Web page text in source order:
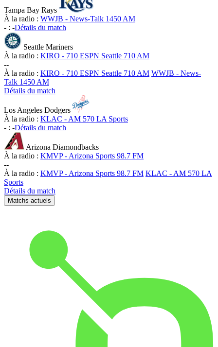
Tampa Bay Rays
À la radio : WWJB - News-Talk 1450 AM
- : -Détails du match
Seattle Mariners
À la radio : KIRO - 710 ESPN Seattle 710 AM
--
À la radio : KIRO - 710 ESPN Seattle 710 AM WWJB - News-
Talk 1450 AM
Détails du match
Los Angeles Dodgers
À la radio : KLAC - AM 570 LA Sports
- : -Détails du match
Arizona Diamondbacks
À la radio : KMVP - Arizona Sports 98.7 FM
--
À la radio : KMVP - Arizona Sports 98.7 FM KLAC - AM 570 LA
Sports
Détails du match
Matchs actuels